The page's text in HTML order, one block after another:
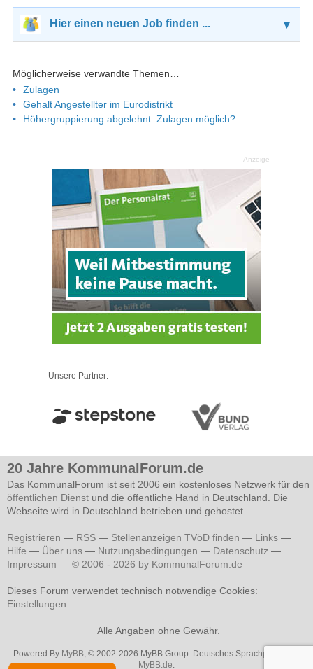
Hier einen neuen Job finden ... ▼
Möglicherweise verwandte Themen…
Zulagen
Gehalt Angestellter im Eurodistrikt
Höhergruppierung abgelehnt. Zulagen möglich?
Anzeige
Unsere Partner:
20 Jahre KommunalForum.de
Das KommunalForum ist seit 2006 ein kostenloses Netzwerk für den
öffentlichen Dienst und die öffentliche Hand in Deutschland. Die
Webseite wird in Deutschland betrieben und gehostet.
Registrieren — RSS — Stellenanzeigen TVöD finden — Links —
Hilfe — Über uns — Nutzungsbedingungen — Datenschutz —
Impressum — © 2006 - 2026 by KommunalForum.de
Dieses Forum verwendet technisch notwendige Cookies:
Einstellungen
Alle Angaben ohne Gewähr.
Powered By MyBB , © 2002-2026 MyBB Group. Deutsches Sprachpaket von
MyBB.de